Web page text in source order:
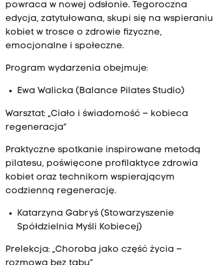
powraca w nowej odsłonie. Tegoroczna
edycja, zatytułowana, skupi się na wspieraniu
kobiet w trosce o zdrowie fizyczne,
emocjonalne i społeczne.
Program wydarzenia obejmuje:
Ewa Walicka (Balance Pilates Studio)
Warsztat: „Ciało i świadomość – kobieca
regeneracja”
Praktyczne spotkanie inspirowane metodą
pilatesu, poświęcone profilaktyce zdrowia
kobiet oraz technikom wspierającym
codzienną regenerację.
Katarzyna Gabryś (Stowarzyszenie
Spółdzielnia Myśli Kobiecej)
Prelekcja: „Choroba jako część życia –